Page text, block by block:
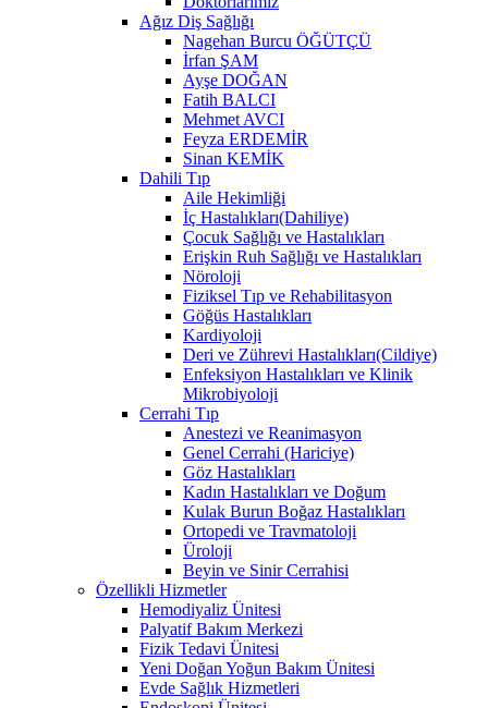
Ağız Diş Sağlığı
Nagehan Burcu ÖĞÜTÇÜ
İrfan ŞAM
Ayşe DOĞAN
Fatih BALCI
Mehmet AVCI
Feyza ERDEMİR
Sinan KEMİK
Dahili Tıp
Aile Hekimliği
İç Hastalıkları(Dahiliye)
Çocuk Sağlığı ve Hastalıkları
Erişkin Ruh Sağlığı ve Hastalıkları
Nöroloji
Fiziksel Tıp ve Rehabilitasyon
Göğüs Hastalıkları
Kardiyoloji
Deri ve Zührevi Hastalıkları(Cildiye)
Enfeksiyon Hastalıkları ve Klinik
Mikrobiyoloji
Cerrahi Tıp
Anestezi ve Reanimasyon
Genel Cerrahi (Hariciye)
Göz Hastalıkları
Kadın Hastalıkları ve Doğum
Kulak Burun Boğaz Hastalıkları
Ortopedi ve Travmatoloji
Üroloji
Beyin ve Sinir Cerrahisi
Özellikli Hizmetler
Hemodiyaliz Ünitesi
Palyatif Bakım Merkezi
Fizik Tedavi Ünitesi
Yeni Doğan Yoğun Bakım Ünitesi
Evde Sağlık Hizmetleri